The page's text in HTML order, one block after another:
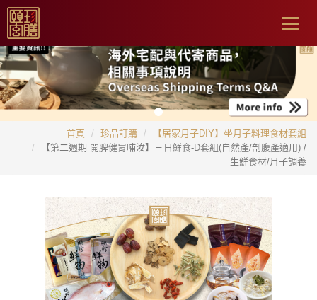
首頁 珍品訂購
【居家月子DIY】坐月子料理食材套組
【第二週期 開脾健胃哺汝】三日鮮食-D套組(自然產/剖腹產適用) /
生鮮食材/月子調養